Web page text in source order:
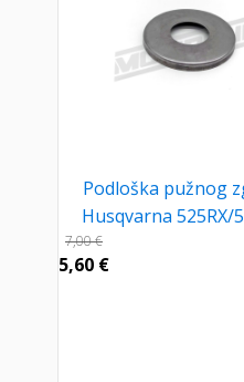
Podloška pužnog
Husqvarna 525RX/
7,00€
5,60 €